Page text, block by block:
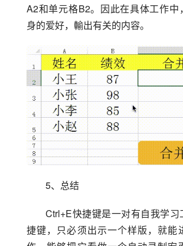
A2和单元格B2。因此在具体工作中
身的爱好，輸出有关的内容。
5、总结
Ctrl+E快捷键是一对有自我学
捷键，只必须出示一个样版，就能